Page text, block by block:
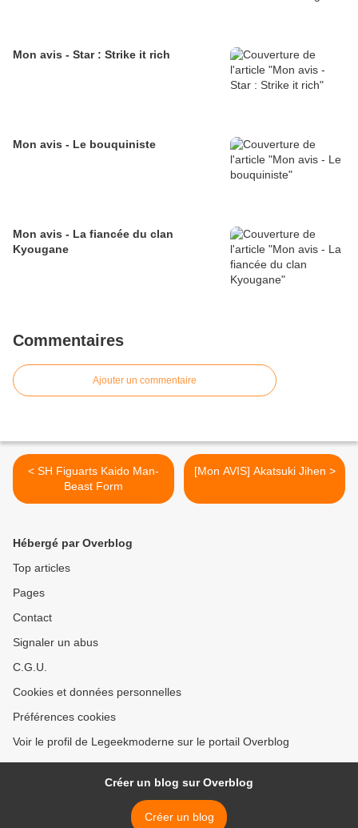
Mon avis - Star : Strike it rich
Mon avis - Le bouquiniste
Mon avis - La fiancée du clan
Kyougane
Commentaires
Ajouter un commentaire
< SH Figuarts Kaido Man-
Beast Form
[Mon AVIS] Akatsuki Jihen >
Hébergé par Overblog
Top articles
Pages
Contact
Signaler un abus
C.G.U.
Cookies et données personnelles
Préférences cookies
Voir le profil de Legeekmoderne sur le portail Overblog
Créer un blog sur Overblog
Créer un blog